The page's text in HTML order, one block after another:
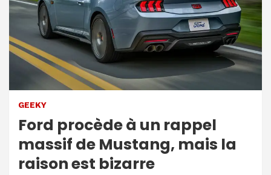
GEEKY
Ford procède à un rappel
massif de Mustang, mais la
raison est bizarre